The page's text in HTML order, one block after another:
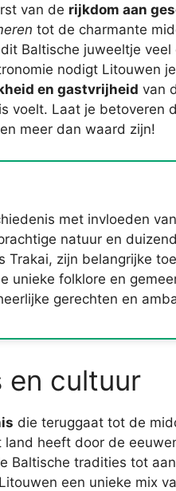
van de rijkdom aan
tot de charmante
Baltische juweeltje
nodigt Litouwen
en gastvrijheid van
voelt. Laat je betoveren
meer dan waard zijn!
met invloeden
natuur en
Trakai, zijn belangrijke
unieke folklore en
gerechten en
en cultuur
die teruggaat tot de
heeft door de
Baltische tradities tot
een unieke mix